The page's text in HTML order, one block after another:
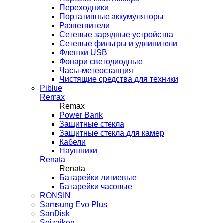
Переходники
Портативные аккумуляторы
Разветвители
Сетевые зарядные устройства
Сетевые фильтры и удлинители
Флешки USB
Фонари светодиодные
Часы-метеостанция
Чистящие средства для техники
Piblue
Remax
Remax
Power Bank
Защитные стекла
Защитные стекла для камер
Кабели
Наушники
Renata
Renata
Батарейки литиевые
Батарейки часовые
RONSIN
Samsung Evo Plus
SanDisk